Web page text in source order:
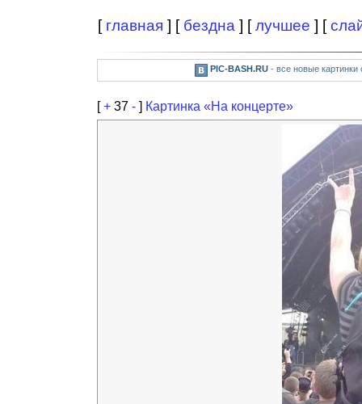
[ главная ] [ бездна ] [лучшее ] [
PIC-BASH.RU- все новые картинки
[+ 37 - ] Картинка «На концерте»